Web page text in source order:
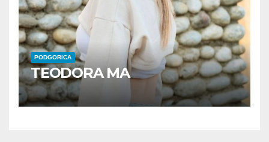
PODGORICA
TEODORA MA